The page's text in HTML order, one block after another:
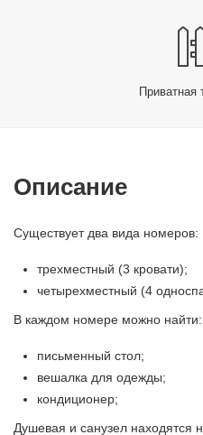
Приватная
Описание
Существует два вида номеров:
трехместный (3 кровати);
четырехместный (4
В каждом номере можно найти:
письменный стол;
вешалка для одежды;
кондиционер;
Душевая и санузел находятся